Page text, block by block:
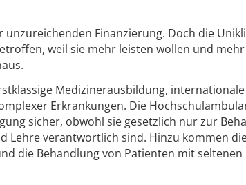
Finanzierung. Doch die
weil sie mehr leisten wollen und
Medizinerausbildung, internationale
Erkrankungen. Die
sicher, obwohl sie gesetzlich nur zur
Lehre verantwortlich sind. Hinzu kommen
die Behandlung von Patienten mit seltenen